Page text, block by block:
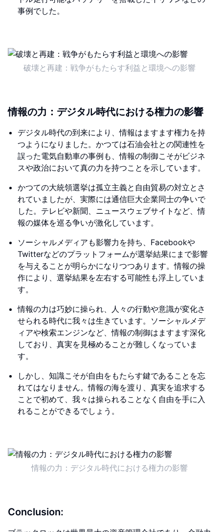
事例でした。
破壊と再建：戦争がもたらす利益と環境への影響
情報の力：デジタル時代における権力の影響
デジタル時代の到来により、情報はますます権力を持
つようになりました。かつては石油会社との関連性を
誤った電気自動車の事例も、情報の制御こそがビジネ
スや政治において真の力を持つことを示しています。
かつての大統領選挙は孤立主義と自由貿易の対立とさ
れていましたが、実際には通信巨大企業同士の争いで
した。テレビや新聞、ニュースウェブサイトなど、情
報の媒体を巡る争いが激化しています。
ソーシャルメディアも影響力を持ち、Facebookや
Twitterなどのプラットフォームが選挙結果にまで影響
を与えることが明らかになりつつあります。情報の操
作により、選挙結果を左右する可能性も浮上していま
す。
情報の力は巧妙に操られ、人々の行動や意識が変化さ
せられる時代に我々は生きています。ソーシャルメデ
ィアや検索エンジンなど、情報の制御はますます深化
しており、真実を見極めることが難しくなっていま
す。
しかし、知識こそが自由をもたらす鍵であることを忘
れてはなりません。情報の海を渡り、真実を追求する
ことで初めて、我々は操られることなく自由を手に入
れることができるでしょう。
情報の力：デジタル時代における権力の影響
Conclusion: